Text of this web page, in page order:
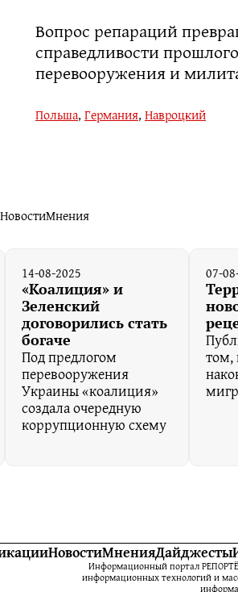
Вопрос репараций
справедливости
перевооружения и
Польша, Германия, Навроцкий
НовостиМнения
14-08-2025
«Коалиция» и
Зеленский
договорились стать
богаче
Под предлогом
перевооружения
Украины «коалиция»
создала очередную
коррупционную схему
07-
том,
НовостиМненияДайджесты
Информационный портал
информационных технологий и